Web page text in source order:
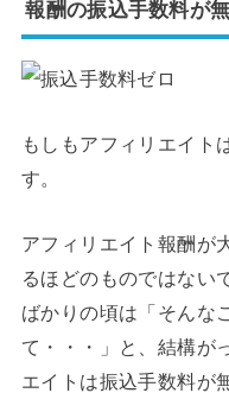
報酬の振込手数料が
もしもアフィリエイト
す。
アフィリエイト報酬が
るほどのものではない
ばかりの頃は「そんな
て・・・」と、結構が
エイトは振込手数料が